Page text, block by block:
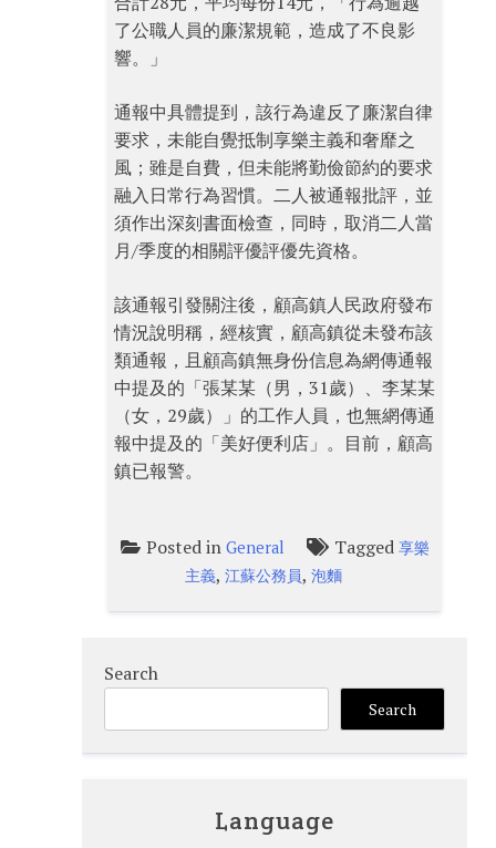
了公職人員的廉潔規範，造成了不良影
響。」
通報中具體提到，該行為違反了廉潔自律
要求，未能自覺抵制享樂主義和奢靡之
風；雖是自費，但未能將勤儉節約的要求
融入日常行為習慣。二人被通報批評，並
須作出深刻書面檢查，同時，取消二人當
月/季度的相關評優評優先資格。
該通報引發關注後，顧高鎮人民政府發布
情況說明稱，經核實，顧高鎮從未發布該
類通報，且顧高鎮無身份信息為網傳通報
中提及的「張某某（男，31歲）、李某某
（女，29歲）」的工作人員，也無網傳通
報中提及的「美好便利店」。目前，顧高
鎮已報警。
Posted in General Tagged 享樂
主義,江蘇公務員,泡麵
Search
Search
Language